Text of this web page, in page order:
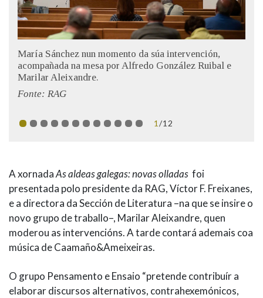
María Sánchez nun momento da súa intervención,
acompañada na mesa por Alfredo González Ruibal e
Marilar Aleixandre.
Fonte: RAG
1 /12
A xornadaAs aldeas galegas: novas olladas foi
presentada polo presidente da RAG, Víctor F. Freixanes,
e a directora da Sección de Literatura –na que se insire o
novo grupo de traballo–, Marilar Aleixandre, quen
moderou as intervencións. A tarde contará ademais coa
música de Caamaño&Ameixeiras.
O grupo Pensamento e Ensaio “pretende contribuír a
elaborar discursos alternativos, contrahexemónicos,